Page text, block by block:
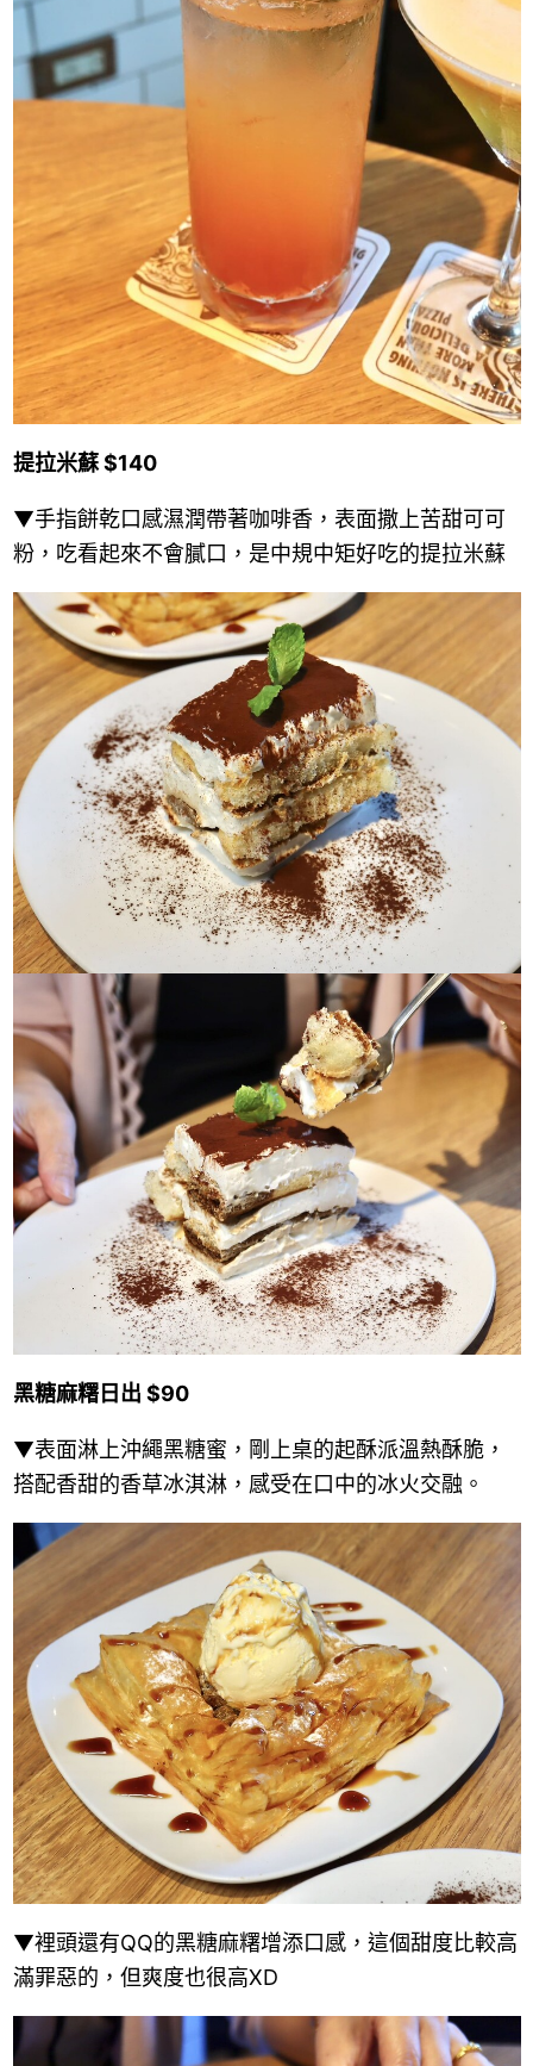
提拉米蘇 $140
▼手指餅乾口感濕潤帶著咖啡香，表面撒上苦甜可可
粉，吃看起來不會膩口，是中規中矩好吃的提拉米蘇
黑糖麻糬日出 $90
▼表面淋上沖繩黑糖蜜，剛上桌的起酥派溫熱酥脆，
搭配香甜的香草冰淇淋，感受在口中的冰火交融。
▼裡頭還有QQ的黑糖麻糬增添口感，這個甜度比較高
滿罪惡的，但爽度也很高XD